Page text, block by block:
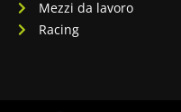
Mezzi da lavoro
Racing